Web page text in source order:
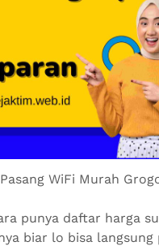
WiFi Murah
punya daftar harga
biar lo bisa langsung